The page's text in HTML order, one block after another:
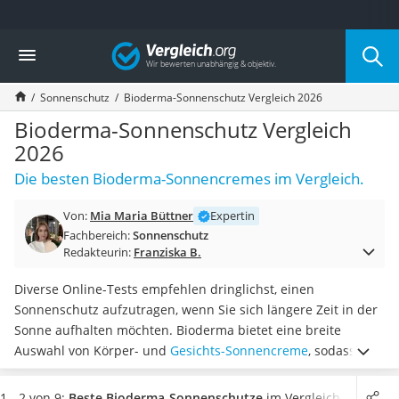
Die beliebtesten Vergleiche nach Kategorie
Drogerie
Inhalator
Haarschneider
Rollator
Braun Rasierer
Katzenklappe (Chip)
Rasierer
Massagepistole
Epilierer
Eiweißpulver
Magnesiumpräparat
Katzenklappe
Nackenmassagegerät
Zeckenschutz Katze
Vergleich
Sonnenschutz Bioderma-Sonnenschutz Vergleich 2026
Bioderma-Sonnenschutz Vergleich
2026
Die besten Bioderma-Sonnencremes im Vergleich.
Von: Mia Maria Büttner
Expertin
Fachbereich:Sonnenschutz
Redakteurin: Franziska B.
Diverse Online-Tests empfehlen dringlichst, einen
Sonnenschutz aufzutragen, wenn Sie sich längere Zeit in der
Sonne aufhalten möchten. Bioderma bietet eine breite
Auswahl von Körper- und Gesichts-Sonnencreme, sodass Sie
sich sicher sein können, dass Sie in unserem Vergleich fündig
werden. Bioderma steht dafür, Ihre Haut besonders